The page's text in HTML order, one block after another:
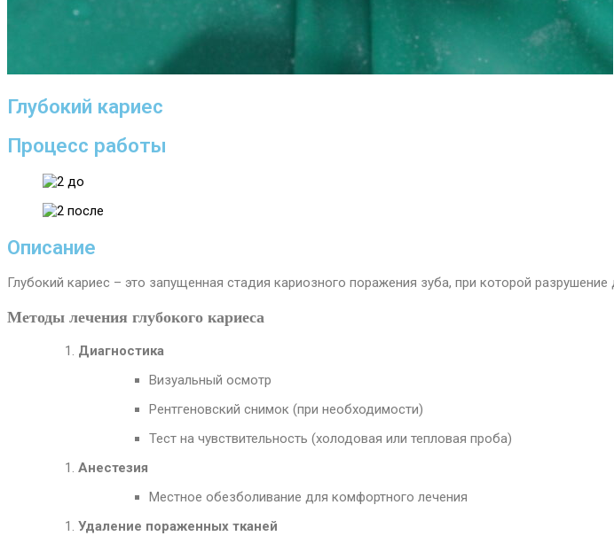
Глубокий кариес
Процесс работы
Описание
Глубокий кариес – это запущенная стадия кариозного поражения зуба, при которой
Методы лечения глубокого кариеса
Диагностика
Визуальный осмотр
Рентгеновский снимок (при необходимости)
Тест на чувствительность (холодовая или тепловая проба)
Анестезия
Местное обезболивание для комфортного лечения
Удаление пораженных тканей